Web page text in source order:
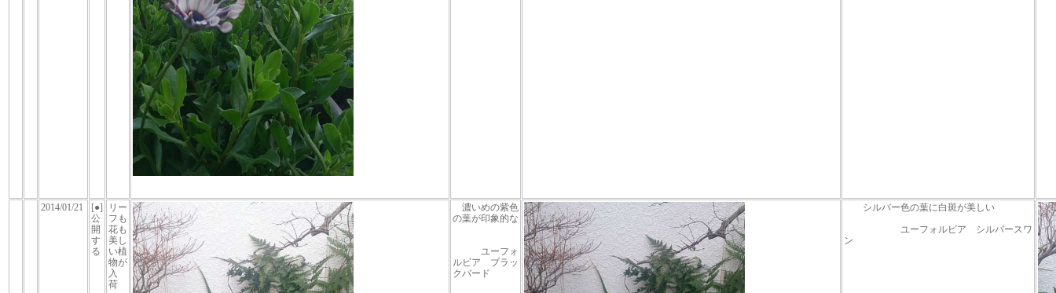
2014/01/21
[●]
公
開
す
る
リー
フも
花も
美し
い植
物が
入
荷
濃いめの紫色
の葉が印象的な
ユーフォ
ルビア ブラッ
クバード
シルバー色の葉に白斑が美しい
ユーフォルビア シルバースワ
ン